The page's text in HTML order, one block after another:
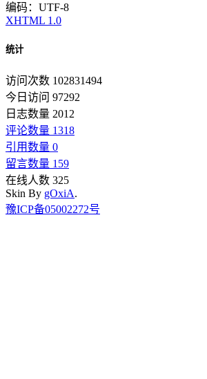
编码：UTF-8
XHTML 1.0
统计
访问次数 102831494
今日访问 97292
日志数量 2012
评论数量 1318
引用数量 0
留言数量 159
在线人数 325
Skin By gOxiA.
豫ICP备05002272号